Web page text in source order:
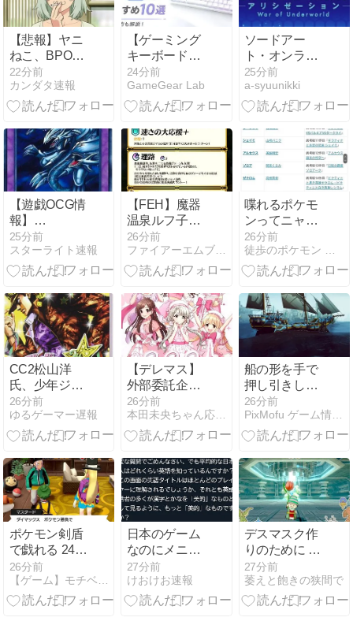
【悲報】ヤニ
ねこ、BPOで
問題視される
ｗｗｗｗｗｗ
ｗｗｗｗｗｗ
22分前
カンダタ速報
【ゲーミング
キーボード】
白色のおすす
め10選と選び
方も解説！
24分前
GameGear Lab
ソードアー
ト・オンライ
ンアリシゼー
ションWar of
Underworld
25分前
a-syuunikki
【遊戯OCG情
報】
ORIGINAL
ARTWORK
COLLECTION
たしもべ－青
眼の究極竜』
が新規収録決
定！
25分前
スターライト速報
【FEH】魔器
温泉ルフ子の
魔器はまさか
のアヒル。こ
れが世界のこ
の運命を歪め
る魔器かぁ
26分前
ファイアーエムブレム攻略・情報まとめ チキ速
喋れるポケモ
ンってニャー
スやミューツ
ー以外でい
る？
26分前
徒歩のポケモン まとめブログ
CC2松山洋
氏、少年ジャ
ンプ編集部に
ブロックされ
る。25年以上
やってきたの
に何故…
26分前
ゆるゲーマー遅報
【デレマス】
外部委託企業
「せめて売れ
るキャラとコ
ラボするか」
ナP「自分が
シンデレラガ
ールズを追わ
なかったのは
特定のキャラ
クターばかり
贔屓するか
ら」
26分前
本田未央ちゃん応援まとめ速報
船の形を手で
押し引きして
作る
『ShipShaper』、
9月3日から早
始
26分前
PixMofu ゲーム情報 × コミュニティ × 自作アプリ
ポケモン剣盾
で戯れる 24匹
目
26分前
日本のゲーム
なのにメニュ
ー画面が英語
だらけなの英
語圏の人から
27分前
けおけお速報
デスマスク作
りのために デ
スマシーン、
サポでチャレ
ンジ！ ドラク
27分前
萎えと飽きの狭間で